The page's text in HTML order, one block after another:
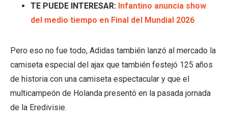
TE PUEDE INTERESAR: Infantino anuncia show
del medio tiempo en Final del Mundial 2026
Pero eso no fue todo, Adidas también lanzó al mercado la
camiseta especial del ajax que también festejó 125 años
de historia con una camiseta espectacular y que el
multicampeón de Holanda presentó en la pasada jornada
de la Eredivisie.